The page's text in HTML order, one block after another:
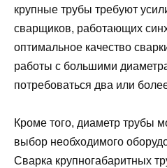
крупные трубы требуют
сварщиков, работающих
оптимальное качество
работы с большими
потребоваться два или
Кроме того, диаметр трубы
выбор необходимого
Сварка крупногабаритных